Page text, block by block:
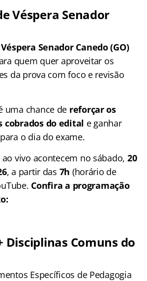
Véspera Senador
Senador Canedo (GO)
quem quer aproveitar os
da prova com foco e revisão
uma chance de reforçar os
cobrados do edital e ganhar
o dia do exame.
vivo acontecem no sábado, 20
, a partir das 7h (horário de
Confira a programação
Disciplinas Comuns do
Específicos de Pedagogia